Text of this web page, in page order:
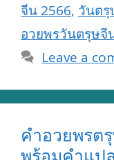
จีน 2566, วันต
อวยพรวันตรุษจี
Leave a
คำอวยพรต
พร้อมคำแป